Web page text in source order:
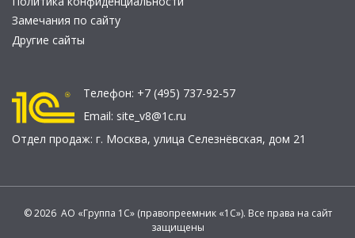
Замечания по сайту
Другие сайты
Телефон: +7 (495) 737-92-57
Email: site_v8@1c.ru
Отдел продаж: г. Москва, улица Селезнёвская, дом 21
© 2026 АО «Группа 1С» (правопреемник «1С»). Все права на сайт
защищены